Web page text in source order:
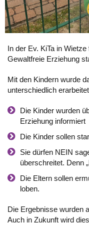
In der Ev. KiTa in
Gewaltfreie Erziehung
Mit den Kindern wurde
unterschiedlich
Die Kinder wurden
Erziehung informiert
Die Kinder sollen
Sie dürfen NEIN
überschreitet. Denn
Die Eltern sollen
loben.
Die Ergebnisse wurden
Auch in Zukunft wird